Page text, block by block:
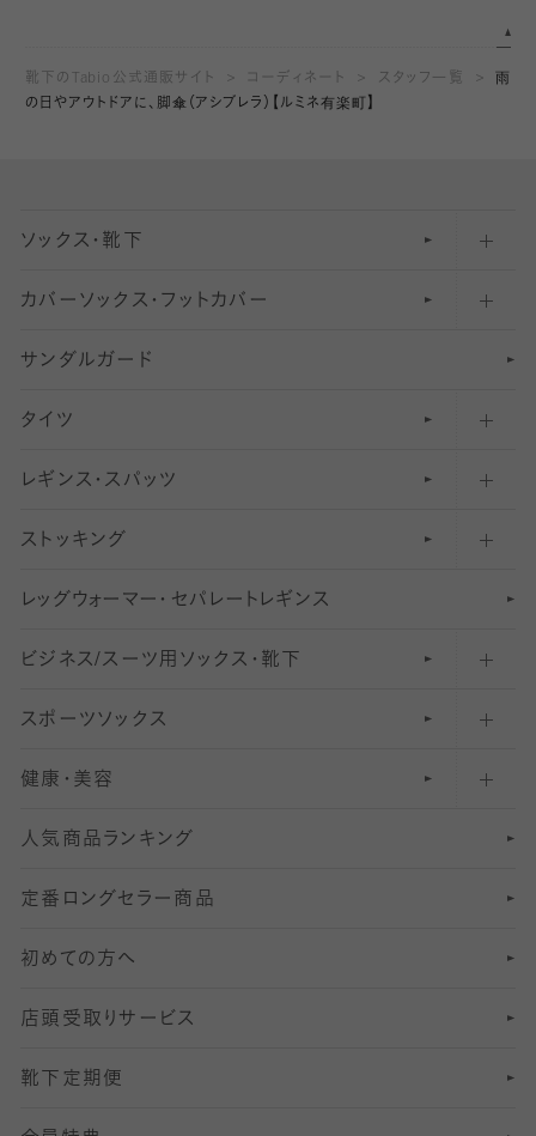
靴下のTabio公式通販サイト コーディネート スタッフ一覧
雨
の日やアウトドアに、脚傘（アシブレラ）【ルミネ有楽町】
ソックス・靴下
五本指ソックス・靴下
足袋ソックス・靴下
無地・プレーンソックス・靴下
柄ソックス・靴下
スニーカー（くるぶし）用ソックス
アンクル・ショートソックス（くるぶし上）
クルーソックス（ふくらはぎ下）
ハイソックス
オーバーニー・ニーハイソックス
カバーソックス・フットカバー
フットカバー・カバーソックス（深め）
フットカバー・カバーソックス（ふつう）
フットカバー・カバーソックス（浅め）
サンダルガード
タイツ
30デニール以下のタイツ（薄手タイツ）
31〜40デニールタイツ
41〜60デニールタイツ
61〜80デニールタイツ
81 〜110デニールタイツ
111〜210デニールタイツ
211デニールタイツ以上（防寒・厚手タイツ）
レギンス・スパッツ
柄レギンス
無地レギンス
レギンスパンツ（レギパン）
マタニティレギンス
5 分丈
6 分丈レギンス
7 分丈 レギンス
8分丈 レギンス
10分丈 レギンス
12分丈レギンス
ストッキング
伝線しにくいストッキング
ショートストッキング
結婚式用ストッキング
美脚ストッキング
オールスルーストッキング
レッ グ ウォー マー ・ セパレー ト レ ギンス
ビジネス/スーツ用 ソックス・靴下
匠シリーズ
フレッシャーズ向けソックス・靴下
冠婚葬祭向けソックス・靴下
スーツカジュアルソックス・靴下
ロングホーズ
スポーツソックス
ランニングソックス・靴下
ゴルフソックス・靴下
サッカー・フットサル用ソックス
ヨガソックス・靴下
スポーツ用レッグウォーマー
SSサイズ（21～23cm）
健康・美容
インナーソックス
加圧・着圧ソックス
冷えとり靴下
着圧・加圧タイツ
むくみ対策
人気商品ランキング
定番ロングセラー商品
初めての方へ
店頭受取りサービス
靴下定期便